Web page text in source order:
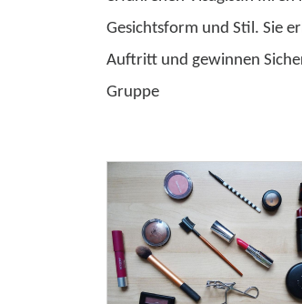
Gesichtsform und Stil. Sie
Auftritt und gewinnen
Gruppe